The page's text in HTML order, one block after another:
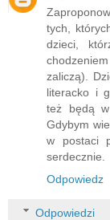
tych,
dzieci,
zaliczą).
literacko i
też będą
Gdybym
w postaci
serdecznie.
Odpowiedz
Odpowiedzi